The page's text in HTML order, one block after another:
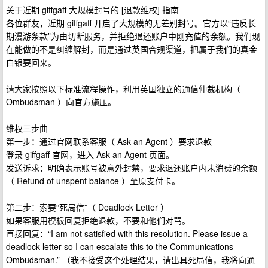
关于近期 giffgaff 大规模封号的 [退款维权] 指南
各位群友，近期 giffgaff 开启了大规模的无差别封号。官方以“违反长
期漫游条款”为由切断服务，并拒绝退还账户中刚充值的余额。我们现
在能做的不是纠缠解封，而是通过英国合规渠道，把属于我们的真金
白银要回来。
请大家按照以下标准流程操作，利用英国独立的通信仲裁机构（
Ombudsman ）向官方施压。
维权三步曲
第一步：通过官网联系客服（ Ask an Agent ）要求退款
登录 giffgaff 官网，进入 Ask an Agent 页面。
发送诉求：明确表示账号被意外封禁，要求退还账户内未消费的余额
（ Refund of unspent balance ）至原支付卡。
第二步：索要“死局信”（ Deadlock Letter ）
如果客服用模板回复拒绝退款，不要和他们对骂。
直接回复：“I am not satisfied with this resolution. Please issue a
deadlock letter so I can escalate this to the Communications
Ombudsman.” （我不接受这个处理结果，请出具死局信，我将向通